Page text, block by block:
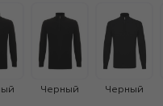
Черный Черный